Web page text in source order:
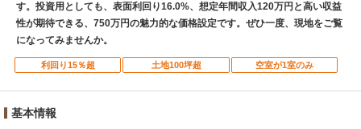
す。投資用としても、表面利回り16.0%、想定年間収入120万円と高い収益
性が期待できる、750万円の魅力的な価格設定です。ぜひ一度、現地をご覧
になってみませんか。
利回り15％超 土地100坪超 空室が1室のみ
基本情報